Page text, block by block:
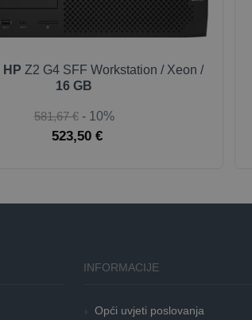
HP Z2 G4 SFF Workstation / Xeon /
16 GB
581,67 € - 10%
523,50 €
INFORMACIJE
Opći uvjeti poslovanja